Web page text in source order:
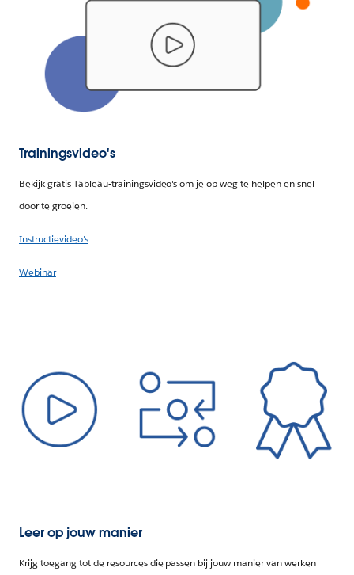
Trainingsvideo's
Bekijk gratis Tableau-trainingsvideo's om je op weg te helpen en snel
door te groeien.
Instructievideo's
Webinar
Leer op jouw manier
Krijg toegang tot de resources die passen bij jouw manier van werken